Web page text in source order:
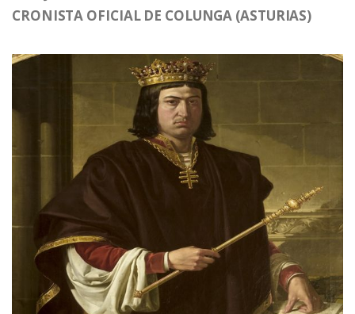
CRONISTA OFICIAL DE COLUNGA (ASTURIAS)